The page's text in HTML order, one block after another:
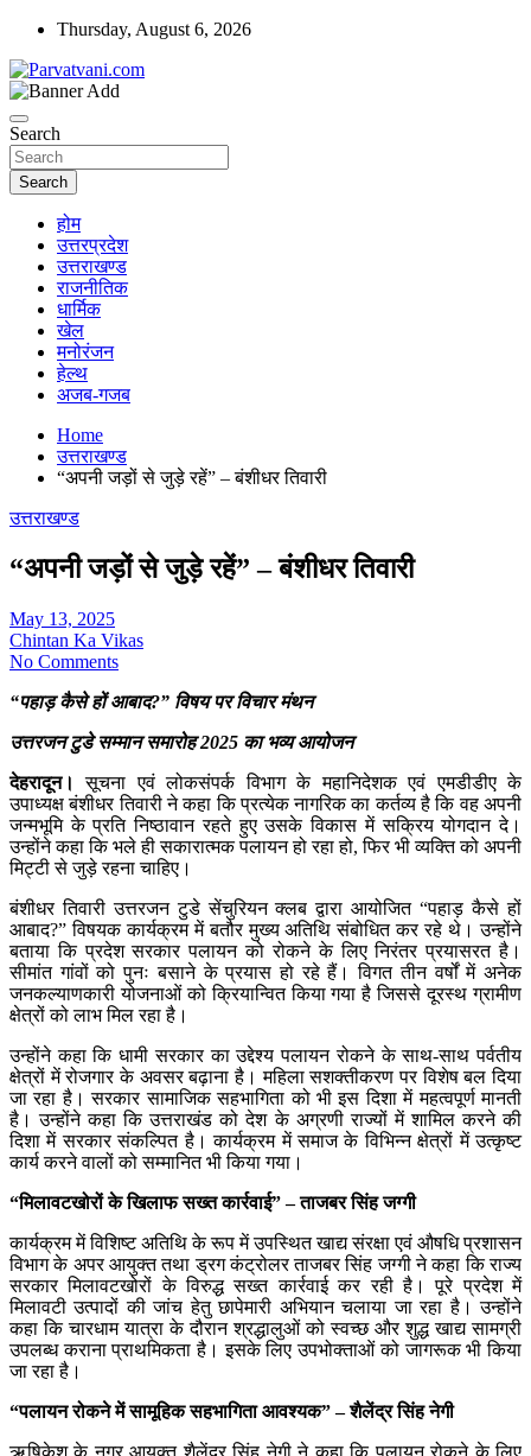
Skip
content
Thursday, August 6, 2026
Parvatvani.com
Search
Search
होम
उत्तरप्रदेश
उत्तराखण्ड
राजनीतिक
धार्मिक
खेल
मनोरंजन
हेल्थ
अजब-गजब
Home
उत्तराखण्ड
“अपनी जड़ों से जुड़े रहें” – बंशीधर तिवारी
उत्तराखण्ड
“अपनी जड़ों से जुड़े रहें” – बंशीधर तिवारी
May 13, 2025
Chintan Ka Vikas
No Comments
“पहाड़ कैसे हों आबाद?” विषय पर विचार मंथन
उत्तरजन टुडे सम्मान समारोह 2025 का भव्य आयोजन
देहरादून।
सूचना एवं लोकसंपर्क विभाग के महानिदेशक एवं एमडीडीए के
उपाध्यक्ष बंशीधर तिवारी ने कहा कि प्रत्येक नागरिक का कर्तव्य है कि वह अपनी
जन्मभूमि के प्रति निष्ठावान रहते हुए उसके विकास में सक्रिय योगदान दे।
उन्होंने कहा कि भले ही सकारात्मक पलायन हो रहा हो, फिर भी व्यक्ति को अपनी
मिट्टी से जुड़े रहना चाहिए।
बंशीधर तिवारी उत्तरजन टुडे सेंचुरियन क्लब द्वारा आयोजित “पहाड़ कैसे हों
आबाद?” विषयक कार्यक्रम में बतौर मुख्य अतिथि संबोधित कर रहे थे। उन्होंने
बताया कि प्रदेश सरकार पलायन को रोकने के लिए निरंतर प्रयासरत है।
सीमांत गांवों को पुनः बसाने के प्रयास हो रहे हैं। विगत तीन वर्षों में अनेक
जनकल्याणकारी योजनाओं को क्रियान्वित किया गया है जिससे दूरस्थ ग्रामीण
क्षेत्रों को लाभ मिल रहा है।
उन्होंने कहा कि धामी सरकार का उद्देश्य पलायन रोकने के साथ-साथ पर्वतीय
क्षेत्रों में रोजगार के अवसर बढ़ाना है। महिला सशक्तीकरण पर विशेष बल दिया
जा रहा है। सरकार सामाजिक सहभागिता को भी इस दिशा में महत्वपूर्ण मानती
है। उन्होंने कहा कि उत्तराखंड को देश के अग्रणी राज्यों में शामिल करने की
दिशा में सरकार संकल्पित है। कार्यक्रम में समाज के विभिन्न क्षेत्रों में उत्कृष्ट
कार्य करने वालों को सम्मानित भी किया गया।
“मिलावटखोरों के खिलाफ सख्त कार्रवाई” – ताजबर सिंह जग्गी
कार्यक्रम में विशिष्ट अतिथि के रूप में उपस्थित खाद्य संरक्षा एवं औषधि प्रशासन
विभाग के अपर आयुक्त तथा ड्रग कंट्रोलर ताजबर सिंह जग्गी ने कहा कि राज्य
सरकार मिलावटखोरों के विरुद्ध सख्त कार्रवाई कर रही है। पूरे प्रदेश में
मिलावटी उत्पादों की जांच हेतु छापेमारी अभियान चलाया जा रहा है। उन्होंने
कहा कि चारधाम यात्रा के दौरान श्रद्धालुओं को स्वच्छ और शुद्ध खाद्य सामग्री
उपलब्ध कराना प्राथमिकता है। इसके लिए उपभोक्ताओं को जागरूक भी किया
जा रहा है।
“पलायन रोकने में सामूहिक सहभागिता आवश्यक” – शैलेंद्र सिंह नेगी
ऋषिकेश के नगर आयुक्त शैलेंद्र सिंह नेगी ने कहा कि पलायन रोकने के लिए